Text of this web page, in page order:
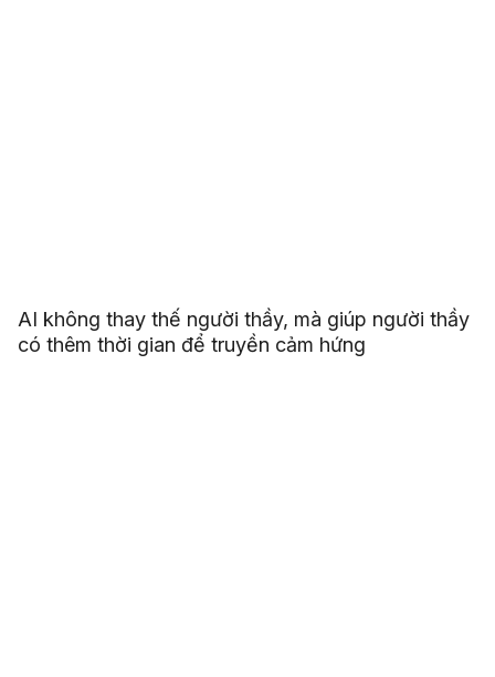
AI không thay thế người thầy, mà giúp người thầy
có thêm thời gian để truyền cảm hứng